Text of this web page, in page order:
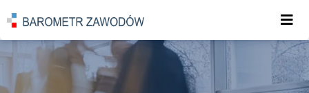
POWRÓT DO STRONY GŁÓWNEJ
PROGNOZY PROGNOZY NA MAPACH